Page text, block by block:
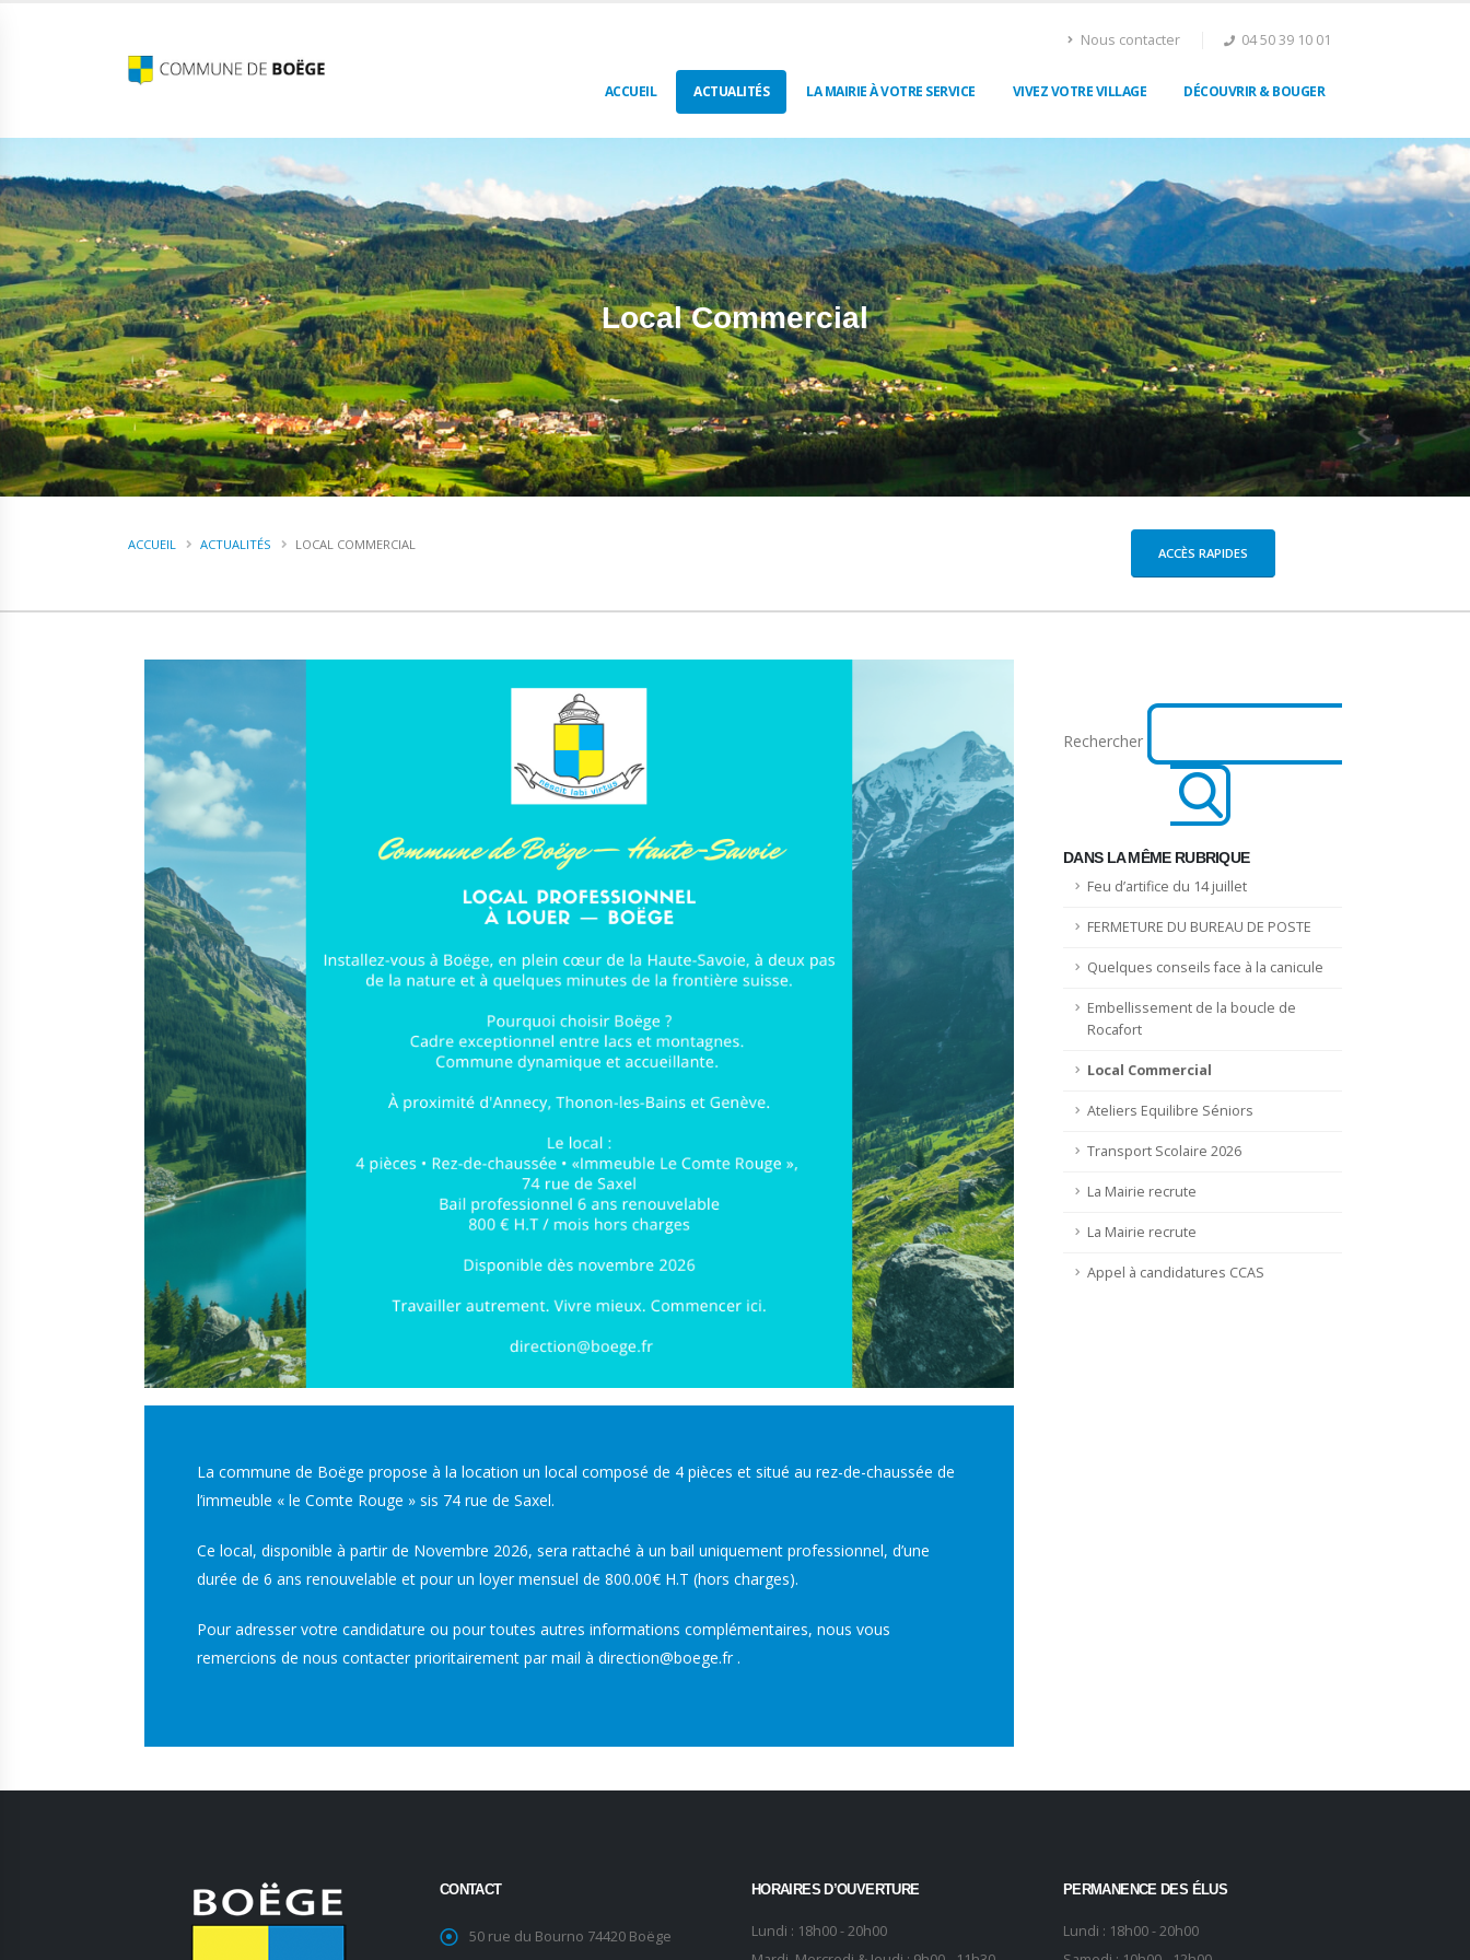
Nous contacter 04 50 39 10 01
ACCUEIL ACTUALITÉS LA MAIRIE À VOTRE SERVICE VIVEZ VOTRE VILLAGE DÉCOUVRIR & BOUGER
Local Commercial
ACCUEIL ACTUALITÉS LOCAL COMMERCIAL
ACCÈS RAPIDES
La commune de Boëge propose à la location un local composé de 4 pièces et situé au rez-de-chaussée de
l’immeuble « le Comte Rouge » sis 74 rue de Saxel.
Ce local, disponible à partir de Novembre 2026, sera rattaché à un bail uniquement professionnel, d’une
durée de 6 ans renouvelable et pour un loyer mensuel de 800.00€ H.T (hors charges).
Pour adresser votre candidature ou pour toutes autres informations complémentaires, nous vous
remercions de nous contacter prioritairement par mail à direction@boege.fr .
Rechercher
DANS LA MÊME RUBRIQUE
Feu d’artifice du 14 juillet
FERMETURE DU BUREAU DE POSTE
Quelques conseils face à la canicule
Embellissement de la boucle de
Rocafort
Local Commercial
Ateliers Equilibre Séniors
Transport Scolaire 2026
La Mairie recrute
La Mairie recrute
Appel à candidatures CCAS
CONTACT
50 rue du Bourno 74420 Boëge
HORAIRES D’OUVERTURE
Lundi : 18h00 - 20h00
PERMANENCE DES ÉLUS
Lundi : 18h00 - 20h00